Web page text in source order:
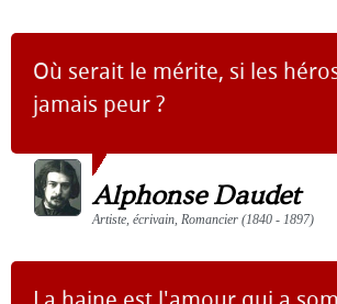
Où serait le mérite, si les
jamais peur ?
Alphonse Daudet
Artiste, écrivain, Romancier (1840 - 1897)